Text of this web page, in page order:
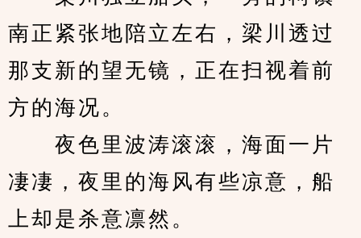
南正紧张地陪立左右，梁川透过
那支新的望无镜，正在扫视着前
方的海况。
夜色里波涛滚滚，海面一片
凄凄，夜里的海风有些凉意，船
上却是杀意凛然。